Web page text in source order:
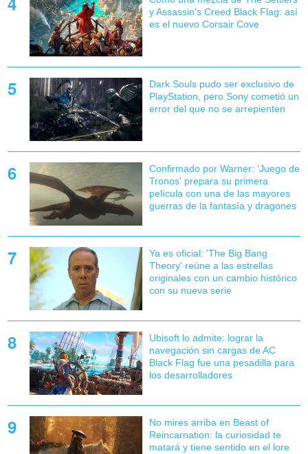
y Assassin's Creed Black Flag: así
es el nuevo Corsair Cove
Dark Souls pudo ser exclusivo de
PlayStation, pero Sony cometió un
error del que no se arrepienten
Confirmado por Warner: 'Juego de
Tronos' prepara su primera
película con una de las mayores
guerras de la fantasía y dragones
Ya es oficial: 'The Big Bang
Theory' reúne a las estrellas
originales con un cambio histórico
con su nueva serie
Ubisoft lo admite: lograr la
navegación sin cargas de AC
Black Flag fue una pesadilla para
los desarrolladores
No mires arriba en Beast of
Reincarnation: la curiosidad te
matará y tiene sentido en el lore